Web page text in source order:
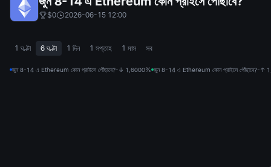
$0 2026-06-15 12:00
1 ঘণ্টা 6 ঘণ্টা 1 দিন 1 সপ্তাহ 1 মাস সব
জুন 8-14 এ Ethereum কোন প্রাইসে পৌঁছাবে?-↓ 1,6000% জুন 8-14 এ Ethereum কোন প্রাইসে পৌঁছাবে?-↑